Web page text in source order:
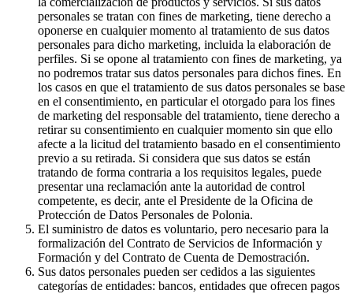
personales se tratan con fines de marketing, tiene derecho a
oponerse en cualquier momento al tratamiento de sus datos
personales para dicho marketing, incluida la elaboración de
perfiles. Si se opone al tratamiento con fines de marketing, ya
no podremos tratar sus datos personales para dichos fines. En
los casos en que el tratamiento de sus datos personales se base
en el consentimiento, en particular el otorgado para los fines
de marketing del responsable del tratamiento, tiene derecho a
retirar su consentimiento en cualquier momento sin que ello
afecte a la licitud del tratamiento basado en el consentimiento
previo a su retirada. Si considera que sus datos se están
tratando de forma contraria a los requisitos legales, puede
presentar una reclamación ante la autoridad de control
competente, es decir, ante el Presidente de la Oficina de
Protección de Datos Personales de Polonia.
El suministro de datos es voluntario, pero necesario para la
formalización del Contrato de Servicios de Información y
Formación y del Contrato de Cuenta de Demostración.
Sus datos personales pueden ser cedidos a las siguientes
categorías de entidades: bancos, entidades que ofrecen pagos